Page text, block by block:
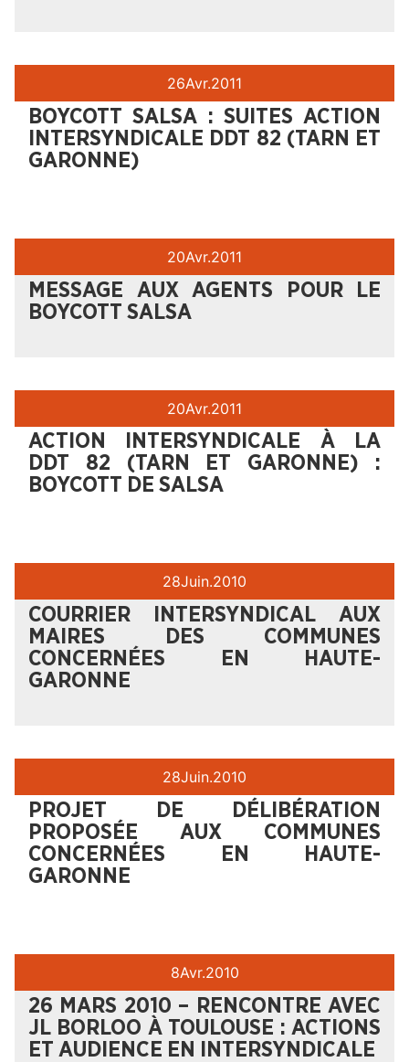
26Avr.2011
BOYCOTT SALSA : SUITES ACTION
INTERSYNDICALE DDT 82 (TARN ET
GARONNE)
20Avr.2011
MESSAGE AUX AGENTS POUR LE
BOYCOTT SALSA
20Avr.2011
ACTION INTERSYNDICALE À LA
DDT 82 (TARN ET GARONNE) :
BOYCOTT DE SALSA
28Juin.2010
COURRIER INTERSYNDICAL AUX
MAIRES DES COMMUNES
CONCERNÉES EN HAUTE-
GARONNE
28Juin.2010
PROJET DE DÉLIBÉRATION
PROPOSÉE AUX COMMUNES
CONCERNÉES EN HAUTE-
GARONNE
8Avr.2010
26 MARS 2010 – RENCONTRE AVEC
JL BORLOO À TOULOUSE : ACTIONS
ET AUDIENCE EN INTERSYNDICALE